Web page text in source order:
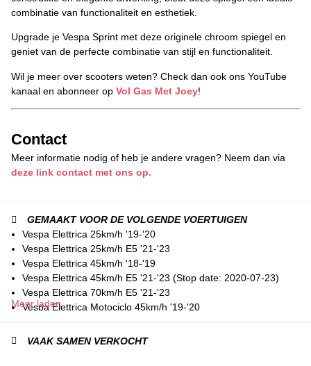
combinatie van functionaliteit en esthetiek.
Upgrade je Vespa Sprint met deze originele chroom spiegel en
geniet van de perfecte combinatie van stijl en functionaliteit.
Wil je meer over scooters weten? Check dan ook ons YouTube
kanaal en abonneer op Vol Gas Met Joey!
Contact
Meer informatie nodig of heb je andere vragen? Neem dan via
deze link contact met ons op.
GEMAAKT VOOR DE VOLGENDE VOERTUIGEN
Vespa Elettrica 25km/h '19-'20
Vespa Elettrica 25km/h E5 '21-'23
Vespa Elettrica 45km/h '18-'19
Vespa Elettrica 45km/h E5 '21-'23 (Stop date: 2020-07-23)
Vespa Elettrica 70km/h E5 '21-'23
Vespa Elettrica Motociclo 45km/h '19-'20
Vespa Primavera 125i LEM AIR 4T 3V E3 '13-'17
Meer laden
VAAK SAMEN VERKOCHT